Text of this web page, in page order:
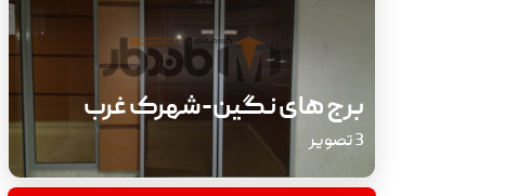
برج های نگین-شهرک غرب
3 تصویر